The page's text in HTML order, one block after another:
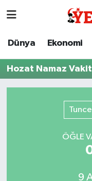
Dünya Ekonomi
Hozat Namaz
ÖĞLE
9
Dünya
Ekonomi
İzmir Nöbetçi
İzmir Hava
İzmir Trafik
Süper Lig Puan